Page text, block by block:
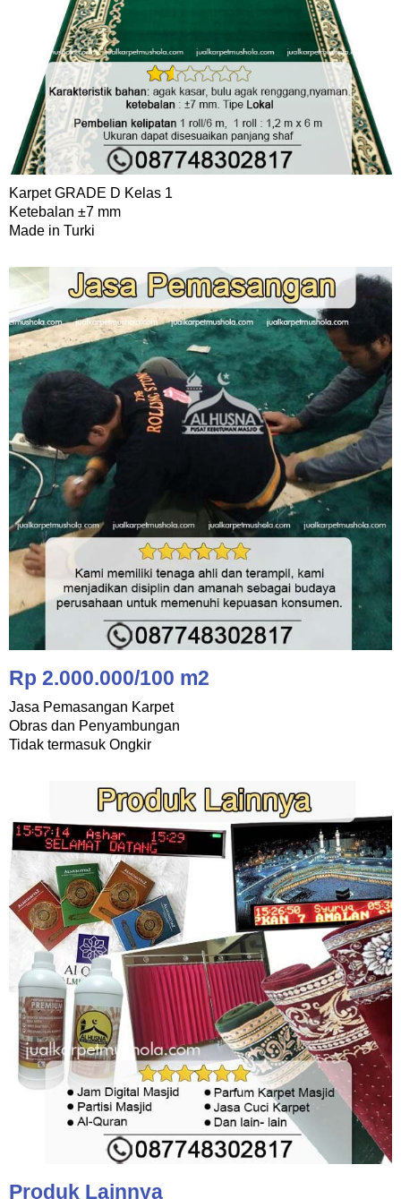
Karpet GRADE D Kelas 1
Ketebalan ±7 mm
Made in Turki
Rp 2.000.000/100 m2
Jasa Pemasangan Karpet
Obras dan Penyambungan
Tidak termasuk Ongkir
Produk Lainnya